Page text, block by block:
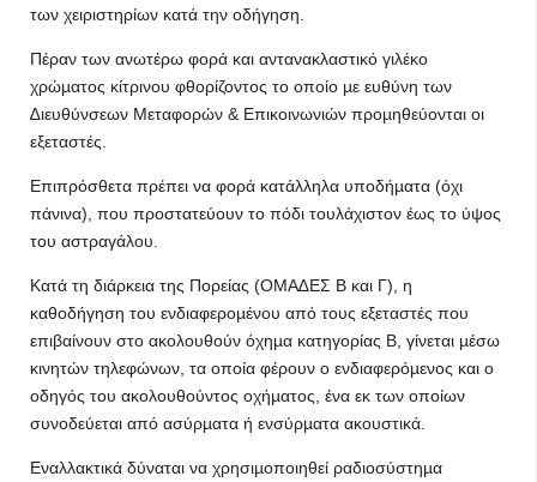
των χειριστηρίων κατά την οδήγηση.
Πέραν των ανωτέρω φορά και αντανακλαστικό γιλέκο
χρώµατος κίτρινου φθορίζοντος το οποίο µε ευθύνη των
∆ιευθύνσεων Μεταφορών & Επικοινωνιών προµηθεύονται οι
εξεταστές.
Επιπρόσθετα πρέπει να φορά κατάλληλα υποδήµατα (όχι
πάνινα), που προστατεύουν το πόδι τουλάχιστον έως το ύψος
του αστραγάλου.
Κατά τη διάρκεια της Πορείας (ΟΜΑ∆ΕΣ Β και Γ), η
καθοδήγηση του ενδιαφεροµένου από τους εξεταστές που
επιβαίνουν στο ακολουθούν όχηµα κατηγορίας Β, γίνεται µέσω
κινητών τηλεφώνων, τα οποία φέρουν ο ενδιαφερόµενος και ο
οδηγός του ακολουθούντος οχήµατος, ένα εκ των οποίων
συνοδεύεται από ασύρµατα ή ενσύρµατα ακουστικά.
Εναλλακτικά δύναται να χρησιµοποιηθεί ραδιοσύστηµα